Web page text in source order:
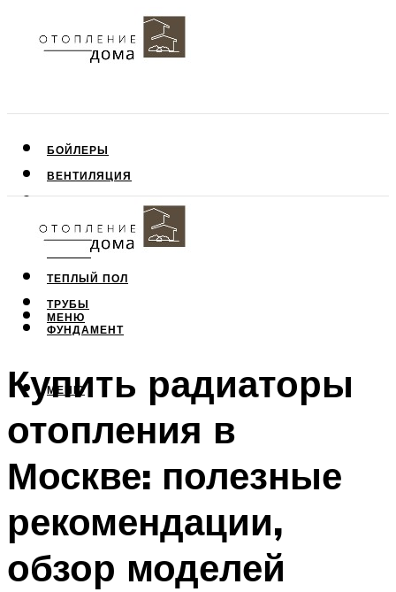
БОЙЛЕРЫ
ВЕНТИЛЯЦИЯ
ПОТОЛОК
СТЕНЫ
ТЕПЛЫЙ ПОЛ
ТРУБЫ
ФУНДАМЕНТ
МЕНЮ
МЕНЮ
Купить радиаторы
отопления в
Москве: полезные
рекомендации,
обзор моделей